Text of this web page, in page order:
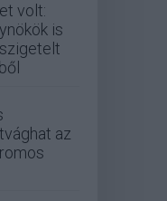
volt:
is
az